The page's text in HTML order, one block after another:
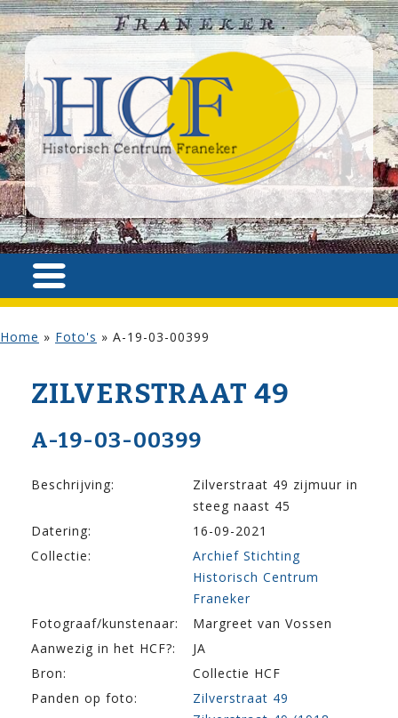
Home » Foto's » A-19-03-00399
ZILVER­STRAAT 49
A-19-03-00399
Beschrijving:
Zilverstraat 49 zijmuur in
steeg naast 45
Datering:
16-09-2021
Collectie:
Archief Stichting
Historisch Centrum
Franeker
Fotograaf/kunstenaar:
Margreet van Vossen
Aanwezig in het HCF?:
JA
Bron:
Collectie HCF
Panden op foto:
Zilverstraat 49